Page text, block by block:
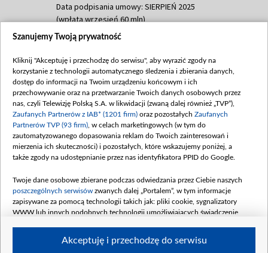
Data podpisania umowy: SIERPIEŃ 2025
(wpłata wrzesień 60 mln)
Dofinansowanie 635 783 051,21 PLN
(wpłata wrzesień 100 mln, październik 350
mln, listopad 265 mln)
Dofinansowanie 48 862 000,00 PLN
Data podpisania umowy: GRUDZIEŃ 2025
(wpłata grudzień 60,548 mln)
Dofinansowanie 900 000 000,00 PLN
Data podpisania umowy: LUTY 2026 (wpłata
kwiecień 180 mln, 7 maja 180 mln, 8
czerwca 90 mln)
Dofinansowanie 250 000 000,00 PLN
4 sierpnia 250 mln
Szanujemy Twoją prywatność
Kliknij "Akceptuję i przechodzę do serwisu", aby wyrazić zgody na
korzystanie z technologii automatycznego śledzenia i zbierania danych,
dostęp do informacji na Twoim urządzeniu końcowym i ich
przechowywanie oraz na przetwarzanie Twoich danych osobowych przez
nas, czyli Telewizję Polską S.A. w likwidacji (zwaną dalej również „TVP”),
Zaufanych Partnerów z IAB* (1201 firm) oraz pozostałych Zaufanych
Partnerów TVP (93 firm) , w celach marketingowych (w tym do
zautomatyzowanego dopasowania reklam do Twoich zainteresowań i
mierzenia ich skuteczności) i pozostałych, które wskazujemy poniżej, a
także zgody na udostępnianie przez nas identyfikatora PPID do Google.
Twoje dane osobowe zbierane podczas odwiedzania przez Ciebie naszych
poszczególnych serwisów zwanych dalej „Portalem”, w tym informacje
zapisywane za pomocą technologii takich jak: pliki cookie, sygnalizatory
WWW lub innych podobnych technologii umożliwiających świadczenie
Akceptuję i przechodzę do serwisu